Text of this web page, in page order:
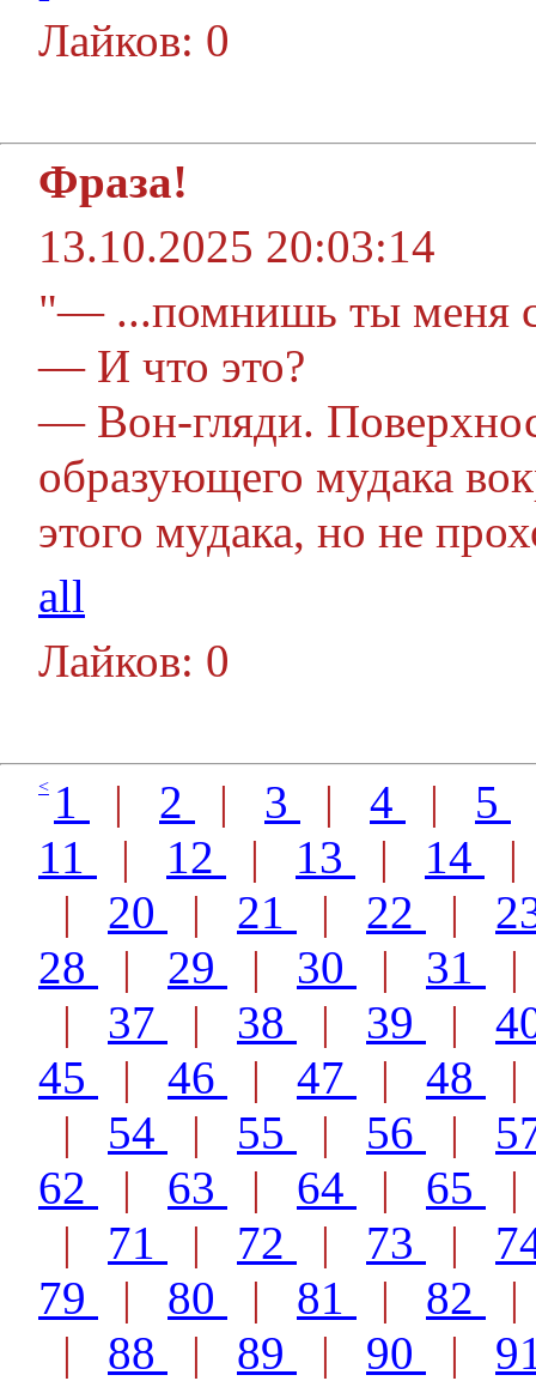
Лайков: 0
Фраза!
13.10.2025 20:03:14
"— ...помнишь ты меня
— И что это?
— Вон-гляди.
образующего мудака
этого мудака, но не
all
Лайков: 0
< 1 | 2 | 3 | 4 | 5
11
| 12 | 13 | 14
| 20 | 21 | 22 |
28
| 29 | 30 | 31
| 37 | 38 | 39 |
45
| 46 | 47 | 48
| 54 | 55 | 56 |
62
| 63 | 64 | 65
| 71 | 72 | 73 |
79
| 80 | 81 | 82
| 88 | 89 | 90 |